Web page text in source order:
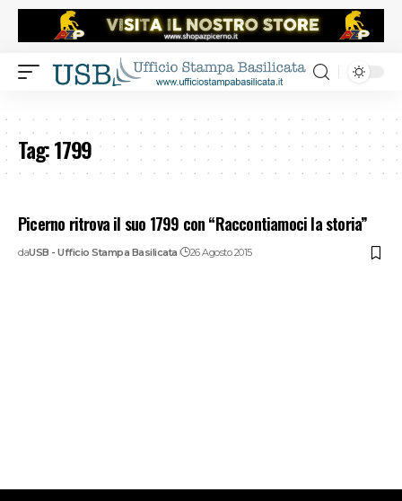
Tag:1799
Picerno ritrova il suo 1799 con “Raccontiamoci la storia”
daUSB - Ufficio Stampa Basilicata 26 Agosto 2015